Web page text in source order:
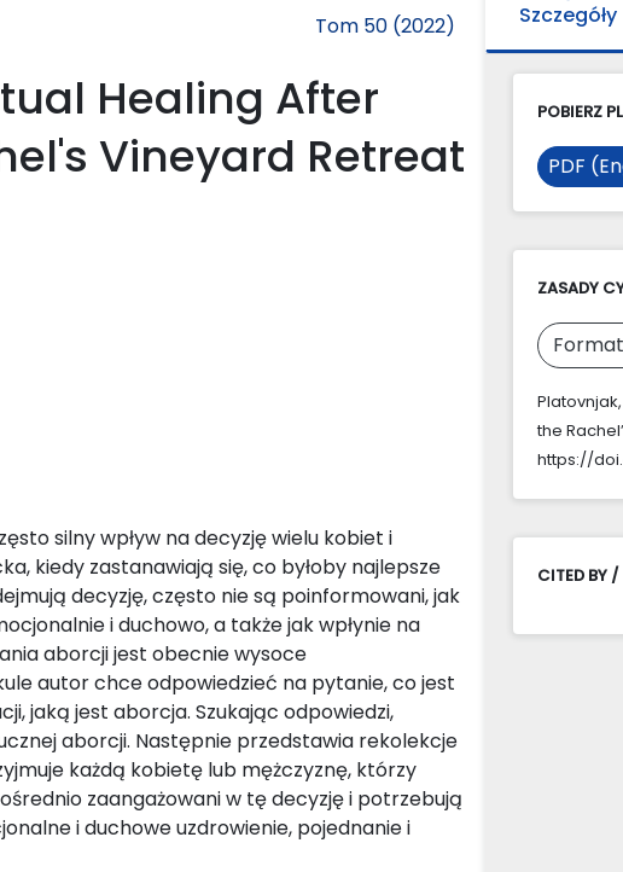
Tom 50 (2022)
Healing After
Vineyard Retreat
silny wpływ na decyzję wielu kobiet i
kiedy zastanawiają się, co byłoby najlepsze
decyzję, często nie są poinformowani, jak
i duchowo, a także jak wpłynie na
aborcji jest obecnie wysoce
autor chce odpowiedzieć na pytanie, co jest
jaką jest aborcja. Szukając odpowiedzi,
aborcji. Następnie przedstawia rekolekcje
każdą kobietę lub mężczyznę, którzy
zaangażowani w tę decyzję i potrzebują
i duchowe uzdrowienie, pojednanie i
Szczegóły
POBIERZ
PDF
ZASADY
the
https://
CITED BY /